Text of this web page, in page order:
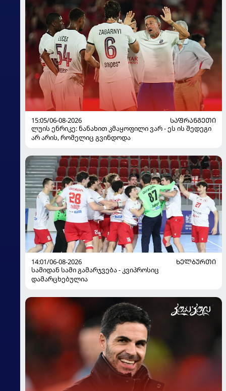
15:05/06-08-2026
ᲡᲐᲤᲠᲐᲜᲒᲔᲗᲘ
ლუის ენრიკე: ნანახით კმაყოფილი ვარ - ეს ის შედეგი
არ არის, რომელიც გვინდოდა
14:01/06-08-2026
ᲮᲔᲚᲑᲣᲠᲗᲘ
სამიდან სამი გამარჯვება - კვიპროსიც
დამარცხებულია